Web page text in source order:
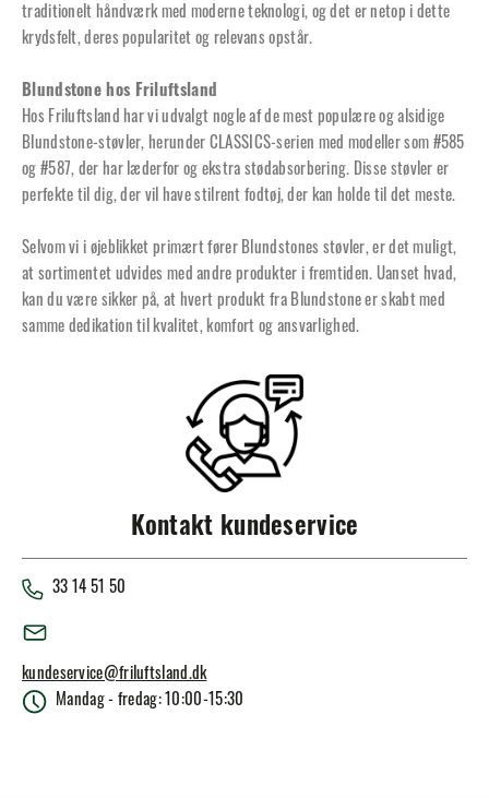
traditionelt håndværk med moderne teknologi, og det er netop i dette
krydsfelt, deres popularitet og relevans opstår.
Blundstone hos Friluftsland
Hos Friluftsland har vi udvalgt nogle af de mest populære og alsidige
Blundstone-støvler, herunder CLASSICS-serien med modeller som #585
og #587, der har læderfor og ekstra stødabsorbering. Disse støvler er
perfekte til dig, der vil have stilrent fodtøj, der kan holde til det meste.
Selvom vi i øjeblikket primært fører Blundstones støvler, er det muligt,
at sortimentet udvides med andre produkter i fremtiden. Uanset hvad,
kan du være sikker på, at hvert produkt fra Blundstone er skabt med
samme dedikation til kvalitet, komfort og ansvarlighed.
Kontakt kundeservice
33 14 51 50
kundeservice@friluftsland.dk
Mandag - fredag: 10:00-15:30